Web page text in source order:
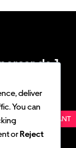
de 1
SUIVANT
deliver
You can
orReject